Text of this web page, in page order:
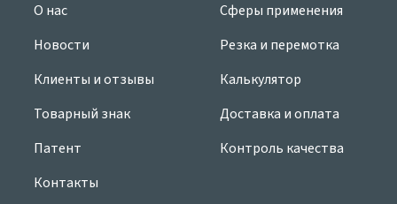
О нас
Новости
Клиенты и отзывы
Товарный знак
Патент
Контакты
Сферы применения
Резка и перемотка
Калькулятор
Доставка и оплата
Контроль качества